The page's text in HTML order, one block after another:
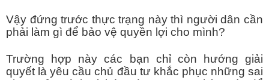
Vậy đứng trước thực trạng này thì người dân cần
phải làm gì để bảo vệ quyền lợi cho mình?
Trường hợp này các bạn chỉ còn hướng giải
quyết là yêu cầu chủ đầu tư khắc phục những sai